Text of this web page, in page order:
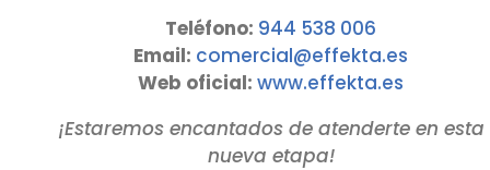
Teléfono: 944 538 006
Email: comercial@effekta.es
Web oficial: www.effekta.es
¡Estaremos encantados de atenderte en esta
nueva etapa!